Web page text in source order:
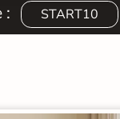
: START10